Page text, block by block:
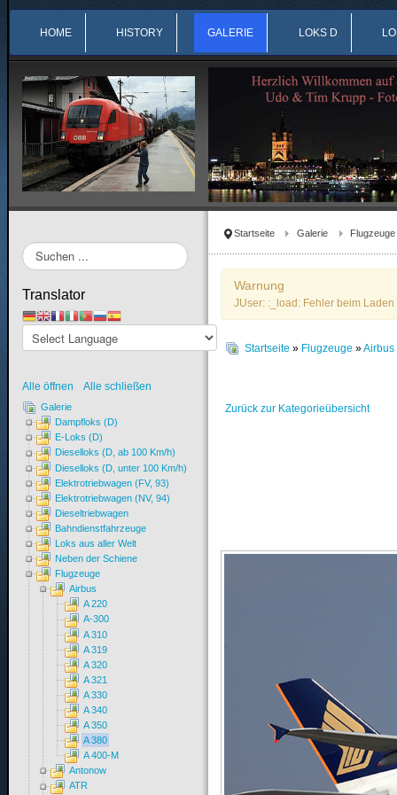
HOME HISTORY GALERIE LOKS D
Startseite Galerie Flugzeuge
Warnung
JUser: :_load: Fehler beim
Startseite » Flugzeuge »Airbus
Zurück zur Kategorieübersicht
Suchen
...
Translator
Alle öffnen Alle schließen
Galerie
Dampfloks (D)
E-Loks (D)
Dieselloks (D, ab 100 Km/h)
Dieselloks (D, unter 100 Km/h)
Elektrotriebwagen (FV, 93)
Elektrotriebwagen (NV, 94)
Dieseltriebwagen
Bahndienstfahrzeuge
Loks aus aller Welt
Neben der Schiene
Flugzeuge
Airbus
A 220
A-300
A 310
A 319
A 320
A 321
A 330
A 340
A 350
A 380
A 400-M
Antonow
ATR